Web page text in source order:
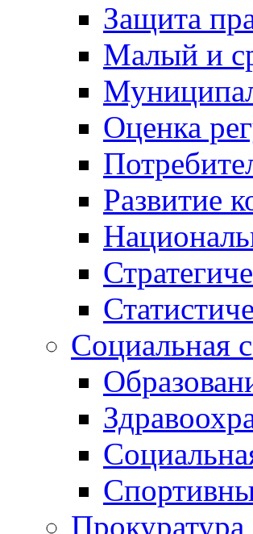
Защита
Малый и
Оценка
Развитие
Социальная
Прокуратура